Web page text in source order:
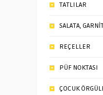
TATLILAR
SALATA,
REÇELLER
PÜF NOKTASI
ÇOCUK